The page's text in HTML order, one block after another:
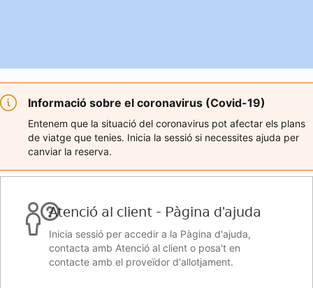
Informació sobre el coronavirus (Covid-19)
Entenem que la situació del coronavirus pot afectar els plans
de viatge que tenies. Inicia la sessió si necessites ajuda per
canviar la reserva.
Atenció al client - Pàgina d'ajuda
Inicia sessió per accedir a la Pàgina d'ajuda,
contacta amb Atenció al client o posa't en
contacte amb el proveïdor d'allotjament.